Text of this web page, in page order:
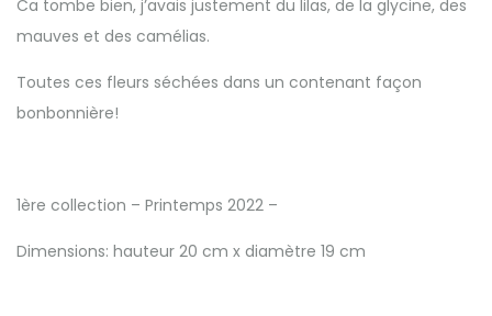
Ca tombe bien, j’avais justement du lilas, de la glycine, des
mauves et des camélias.
Toutes ces fleurs séchées dans un contenant façon
bonbonnière!
1ère collection – Printemps 2022 –
Dimensions: hauteur 20 cm x diamètre 19 cm